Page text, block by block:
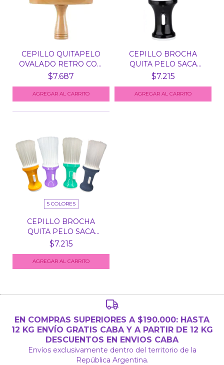
CEPILLO QUITAPELO
OVALADO RETRO CON
MANG...
$7.687
CEPILLO BROCHA
QUITA PELO SACA
PELUSA CO...
$7.215
5 COLORES
CEPILLO BROCHA
QUITA PELO SACA
PELUSA CO...
$7.215
AGREGAR AL CARRITO
EN COMPRAS SUPERIORES A $190.000: HASTA
12 KG ENVÍO GRATIS CABA Y A PARTIR DE 12 KG
DESCUENTOS EN ENVIOS CABA
Envíos exclusivamente dentro del territorio de la
República Argentina.